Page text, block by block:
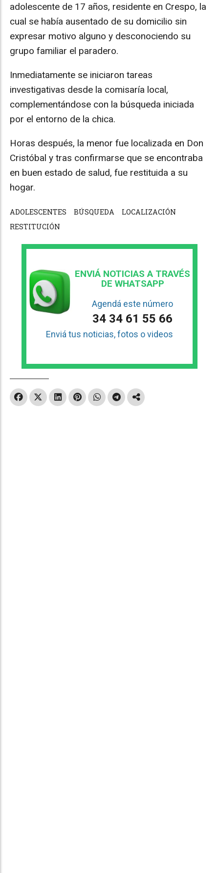
adolescente de 17 años, residente en Crespo, la
cual se había ausentado de su domicilio sin
expresar motivo alguno y desconociendo su
grupo familiar el paradero.
Inmediatamente se iniciaron tareas
investigativas desde la comisaría local,
complementándose con la búsqueda iniciada
por el entorno de la chica.
Horas después, la menor fue localizada en Don
Cristóbal y tras confirmarse que se encontraba
en buen estado de salud, fue restituida a su
hogar.
ADOLESCENTES BÚSQUEDA
LOCALIZACIÓN
RESTITUCIÓN
ENVIÁ NOTICIAS A TRAVÉS
DE WHATSAPP
Agendá este número
34 34 61 55 66
Enviá tus noticias, fotos o videos